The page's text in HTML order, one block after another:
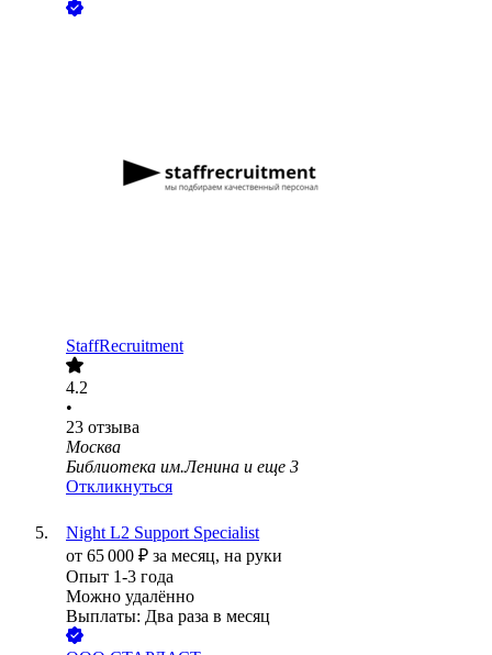
StaffRecruitment
4.2
•
23 отзыва
Москва
Библиотека им.Ленина и еще 3
Откликнуться
Night L2 Support Specialist
от 65 000 ₽ за месяц, на руки
Опыт 1-3 года
Можно удалённо
Выплаты: Два раза в месяц